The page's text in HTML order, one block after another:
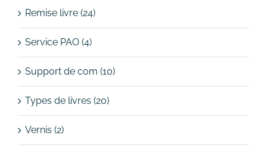
Remise livre (24)
Service PAO (4)
Support de com (10)
Types de livres (20)
Vernis (2)